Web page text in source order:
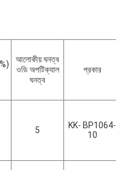
আলোকীয় ঘনত্ব
ওডি অপটিক্যাল
ঘনত্ব
প্রকার
5
KK- BP1064-
10